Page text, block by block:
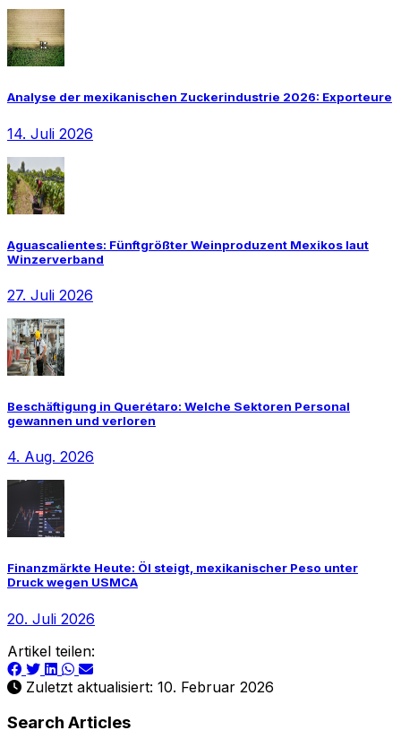
Analyse der mexikanischen Zuckerindustrie 2026: Exporteure
14. Juli 2026
Aguascalientes: Fünftgrößter Weinproduzent Mexikos laut
Winzerverband
27. Juli 2026
Beschäftigung in Querétaro: Welche Sektoren Personal
gewannen und verloren
4. Aug. 2026
Finanzmärkte Heute: Öl steigt, mexikanischer Peso unter
Druck wegen USMCA
20. Juli 2026
Artikel teilen:
Zuletzt aktualisiert: 10. Februar 2026
Search Articles